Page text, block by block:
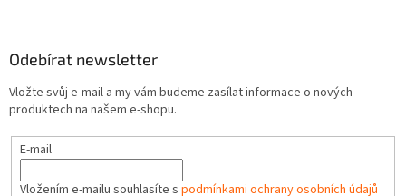
Odebírat newsletter
Vložte svůj e-mail a my vám budeme zasílat informace o nových
produktech na našem e-shopu.
E-mail
Vložením e-mailu souhlasíte s podmínkami ochrany osobních údajů